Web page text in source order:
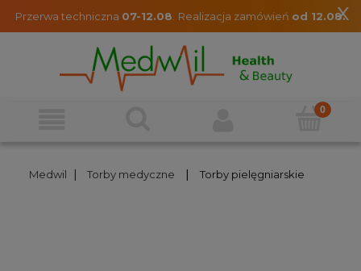
x
Przerwa techniczna 07-12.08 Realizacja zamówień od 12.08.
Medwil | Torby medyczne | Torby pielęgniarskie